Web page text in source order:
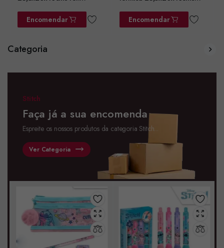
Encomendar
Encomendar
Categoria
Stitch
Faça já a sua encomenda
Espreite os nossos produtos da categoria Stitch...
Ver Categoria